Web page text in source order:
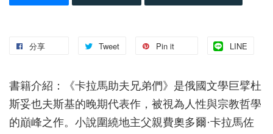
分享 Tweet Pin it LINE
書籍介紹：《卡拉馬助夫兄弟們》是俄國文學巨擘杜
斯妥也夫斯基的晚期代表作，被視為人性與宗教哲學
的巔峰之作。小說圍繞地主父親費奧多爾·卡拉馬佐